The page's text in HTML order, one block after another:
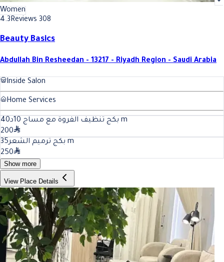
Women
4.3Reviews 308
Beauty Basics
Abdullah Bin Resheedan - 13217 - Riyadh Region - Saudi Arabia
Inside Salon
Home Services
بكج تنظيف الفروة مع مساج 10د 40
m
200
بكج ترميم الشعر35
m
250
Show more
View Place Details